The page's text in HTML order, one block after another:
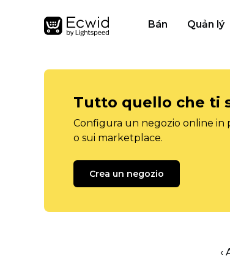
Bán Quản lý
Tutto quello che ti
Configura un negozio online in
o sui marketplace.
Crea un negozio
‹